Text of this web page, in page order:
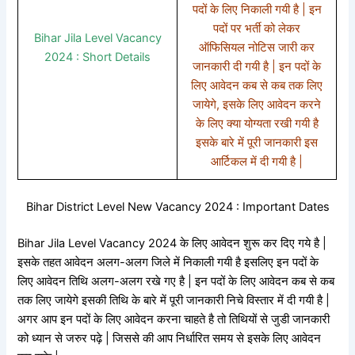
Bihar Jila Level Vacancy
2024 : Short Details
पदों के लिए निकाली गयी है | इन
पदों पर भर्ती को लेकर
ऑफिसियल नोटिस जारी कर
जानकारी दी गयी है | इन पदों के
लिए आवेदन कब से कब तक लिए
जायेगे, इसके लिए आवेदन करने
के लिए क्या योग्यता रखी गयी है
इसके बारे में पूरी जानकारी इस
आर्टिकल में दी गयी है |
Bihar District Level New Vacancy 2024 : Important Dates
Bihar Jila Level Vacancy 2024 के लिए आवेदन शुरू कर दिए गये है |
इसके तहत आवेदन अलग-अलग जिले में निकाली गयी है इसलिए इन पदों के
लिए आवेदन तिथि अलग-अलग रखे गए है | इन पदों के लिए आवेदन कब से कब
तक लिए जायेगे इसकी तिथि के बारे में पूरी जानकारी निचे विस्तार में दी गयी है |
अगर आप इन पदों के लिए आवेदन करना चाहते है तो तिथियों से जुडी जानकारी
को ध्यान से जरुर पढ़े | जिससे की आप निर्धारित समय से इसके लिए आवेदन